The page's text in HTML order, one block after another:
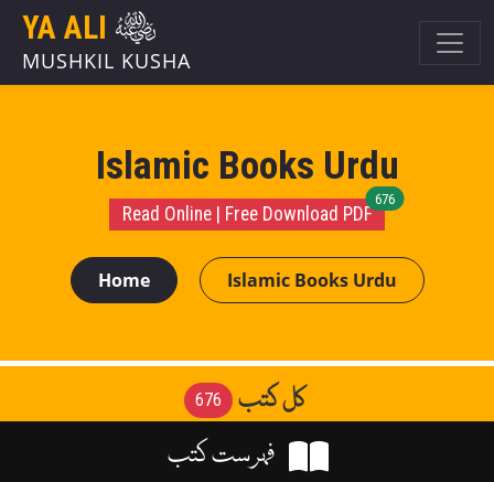
YA ALI
MUSHKIL KUSHA
Islamic Books Urdu
Read Online | Free Download PDF
676unread
Home Islamic Books Urdu
676
کل کتب